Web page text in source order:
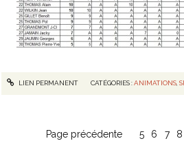
LIEN PERMANENT CATÉGORIES :ANIMATIONS,
Page précédente 5 6 7 8